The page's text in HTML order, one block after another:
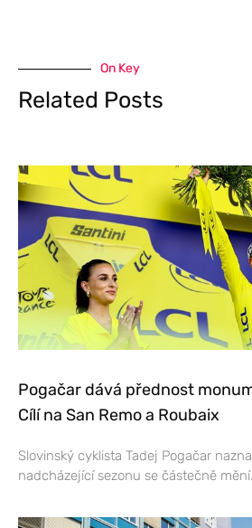
On Key
Related Posts
Pogačar dává přednost
Cílí na San Remo a Roubaix
Slovinský cyklista Tadej Pogačar
nadcházející sezonu se částečně mění.